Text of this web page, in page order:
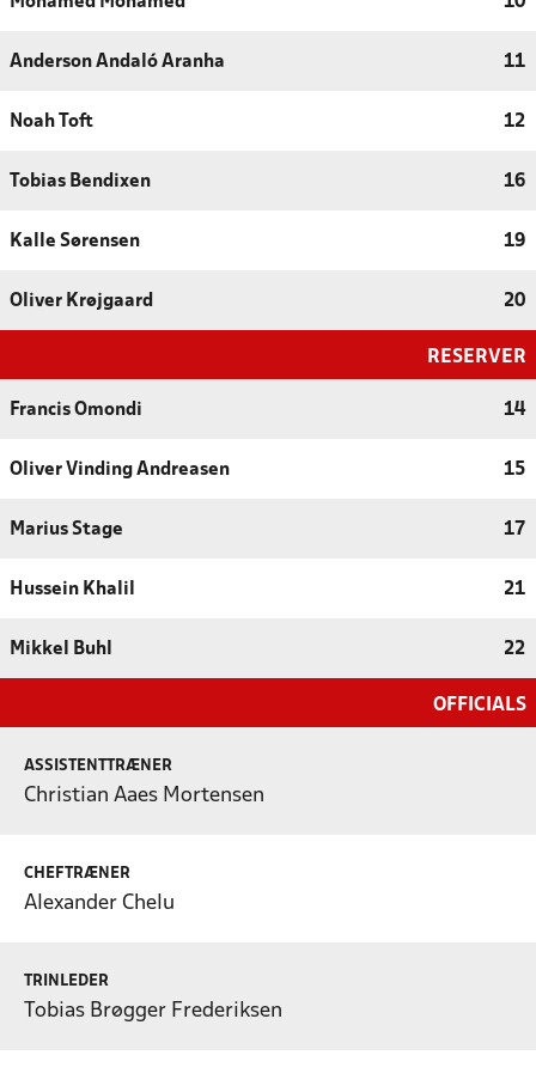
Anderson Andaló Aranha 11
Noah Toft 12
Tobias Bendixen 16
Kalle Sørensen 19
Oliver Krøjgaard 20
RESERVER
Francis Omondi 14
Oliver Vinding Andreasen 15
Marius Stage 17
Hussein Khalil 21
Mikkel Buhl 22
OFFICIALS
ASSISTENTTRÆNER
Christian Aaes Mortensen
CHEFTRÆNER
Alexander Chelu
TRINLEDER
Tobias Brøgger Frederiksen